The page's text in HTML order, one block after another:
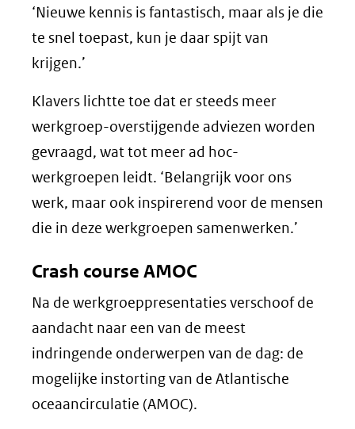
‘Nieuwe kennis is fantastisch, maar als je die
te snel toepast, kun je daar spijt van
krijgen.’
Klavers lichtte toe dat er steeds meer
werkgroep-overstijgende adviezen worden
gevraagd, wat tot meer ad hoc-
werkgroepen leidt. ‘Belangrijk voor ons
werk, maar ook inspirerend voor de mensen
die in deze werkgroepen samenwerken.’
Crash course AMOC
Na de werkgroeppresentaties verschoof de
aandacht naar een van de meest
indringende onderwerpen van de dag: de
mogelijke instorting van de Atlantische
oceaancirculatie (AMOC).